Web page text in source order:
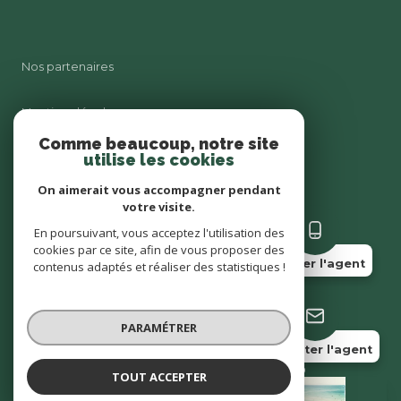
Muriel FILLOL
Appeler l'agent
Contacter l'agent
Nos partenaires
Mentions légales
Cookies
© 2026 | Tous droits réservés
Réalisé par
Comme beaucoup, notre site
utilise les cookies
On aimerait vous accompagner pendant
votre visite.
En poursuivant, vous acceptez l'utilisation des
cookies par ce site, afin de vous proposer des
contenus adaptés et réaliser des statistiques !
PARAMÉTRER
TOUT ACCEPTER